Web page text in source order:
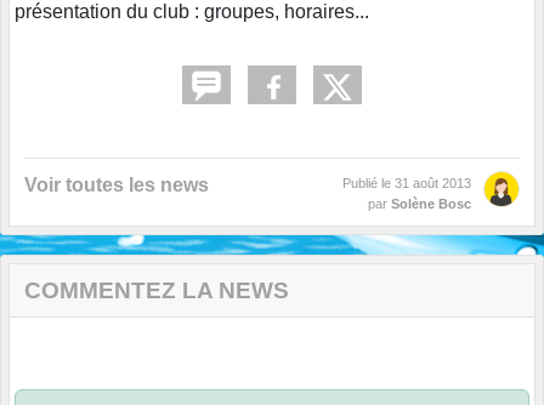
présentation du club : groupes, horaires...
Voir toutes les news Publié le 31 août 2013
par Solène Bosc
COMMENTEZ LA NEWS